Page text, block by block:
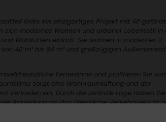
Gries ein einzig­ar­tiges Projekt mit 48
modernes Wohnen und urbaner Lebens­stil in
Wohl­fühlen einlädt. Sie wohnen in modernen
40 m² bis 84 m² und groß­zü­gigen
Fern­wärme und profi­tieren Sie
sorgt eine Wohn­raum­lüf­tung und der
Verweilen ein. Durch die zentrale Lage haben
Anbin­dung an das öffent­liche Verkehrs­netz ist